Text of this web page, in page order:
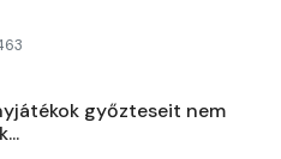
győzteseit nem